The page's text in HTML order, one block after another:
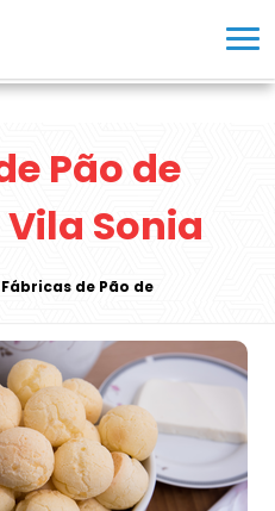
Pão de
Sonia
Fábricas de Pão de